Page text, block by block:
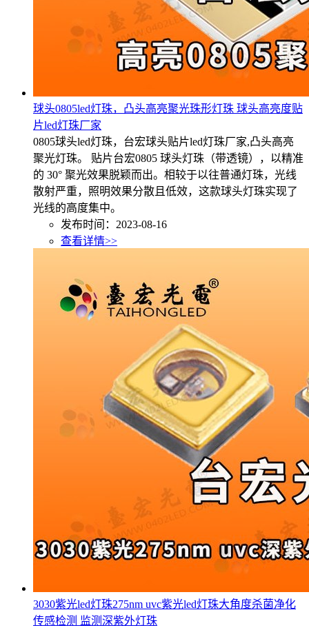
球头0805led灯珠，凸头高亮聚光珠形灯珠 球头高亮度贴
片led灯珠厂家
0805球头led灯珠，台宏球头贴片led灯珠厂家,凸头高亮
聚光灯珠。 贴片台宏0805 球头灯珠（带透镜），以精准
的 30° 聚光效果脱颖而出。相较于以往普通灯珠，光线
散射严重，照明效果分散且低效，这款球头灯珠实现了
光线的高度集中。
发布时间：2023-08-16
查看详情>>
3030紫光led灯珠275nm uvc紫光led灯珠大角度杀菌净化
传感检测 监测深紫外灯珠